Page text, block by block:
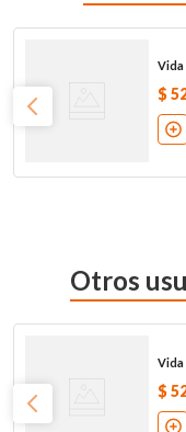
Vida
$
Otros
Vida
$